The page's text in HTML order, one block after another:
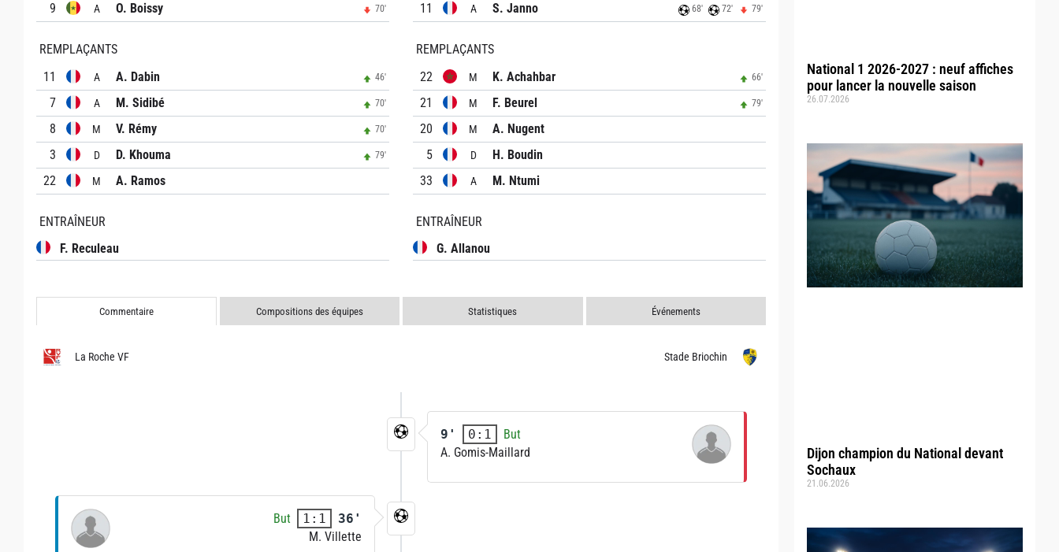
National 1 2026-2027 : neuf affiches
pour lancer la nouvelle saison
26.07.2026
Dijon champion du National devant
Sochaux
21.06.2026
9 A O. Boissy 70'
REMPLAÇANTS
11
A A. Dabin 46'
7 A M. Sidibé 70'
8 M V. Rémy 70'
3 D D. Khouma 79'
22 M A. Ramos
ENTRAÎNEUR
F. Reculeau
11 A S. Janno 68' 72' 79'
REMPLAÇANTS
22
M K. Achahbar 66'
21 M F. Beurel 79'
20 M
A. Nugent
5
D
H. Boudin
33
A M. Ntumi
ENTRAÎNEUR
G. Allanou
Commentaire Compositions des équipes Statistiques Événements
La Roche VF Stade Briochin
9' 0:1
But
A. Gomis-Maillard
But 1:1
36'
M. Villette